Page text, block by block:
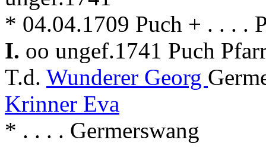
* 04.04.1709 Puch + . . . .
I. oo ungef.1741 Puch
T.d. Wunderer Georg
Krinner Eva
* . . . . Germerswang